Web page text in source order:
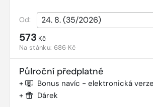
Od:
573 Kč
Na stánku:686 Kč
Půlroční předplatné
+ Bonus navíc - elektronická
+ Dárek